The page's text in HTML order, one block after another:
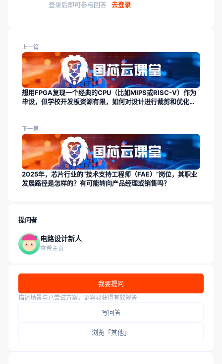
登录后即可参与回答 去登录
上一篇
想用FPGA复现一个经典的CPU（比如MIPS或RISC-V）作为
毕设，但学校开发板资源有限，如何对设计进行裁剪和优化以
下一篇
2025年，芯片行业的“技术支持工程师（FAE）”岗位，其职业
发展路径是怎样的？有可能转向产品经理或销售吗？
提问者
电路设计新人
查看主页
我要提问
描述场景与已尝试方案，更容易获得有效解答
写回答
浏览「其他」